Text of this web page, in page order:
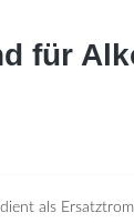
für
dient als